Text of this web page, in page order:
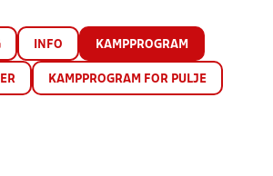
INFO KAMPPROGRAM
KAMPPROGRAM FOR PULJE